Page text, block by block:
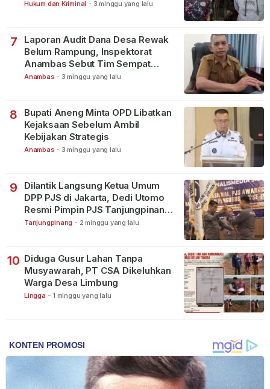
Bintan Pura
Hukum dan Kriminal - 3 minggu yang lalu
7
Laporan Audit Dana Desa Rewak
Belum Rampung, Inspektorat
Anambas Sebut Tim Sempat
Terbagi Tangani Kasus Lain
Anambas - 3 minggu yang lalu
8
Bupati Aneng Minta OPD Libatkan
Kejaksaan Sebelum Ambil
Kebijakan Strategis
Anambas - 3 minggu yang lalu
9
Dilantik Langsung Ketua Umum
DPP PJS di Jakarta, Dedi Utomo
Resmi Pimpin PJS Tanjungpinang-
Bintan
Tanjungpinang - 2 minggu yang lalu
10 Diduga Gusur Lahan Tanpa
Musyawarah, PT CSA Dikeluhkan
Warga Desa Limbung
Lingga - 1 minggu yang lalu